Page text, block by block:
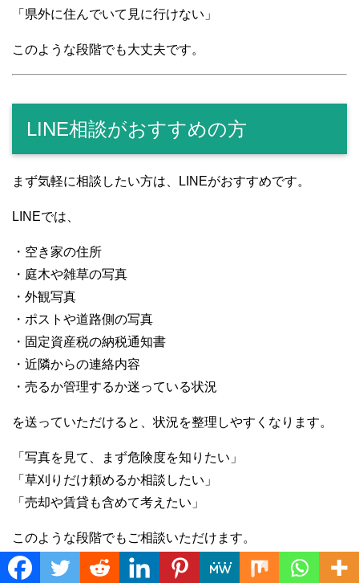
「県外に住んでいて見に行けない」
このような段階でも大丈夫です。
LINE相談がおすすめの方
まず気軽に相談したい方は、LINEがおすすめです。
LINEでは、
・空き家の住所
・庭木や雑草の写真
・外観写真
・ポストや道路側の写真
・固定資産税の納税通知書
・近隣からの連絡内容
・売るか管理するか迷っている状況
を送っていただけると、状況を整理しやすくなります。
「写真を見て、まず危険度を知りたい」
「草刈りだけ頼めるか相談したい」
「売却や賃貸も含めて考えたい」
このような段階でもご相談いただけます。
Translate »